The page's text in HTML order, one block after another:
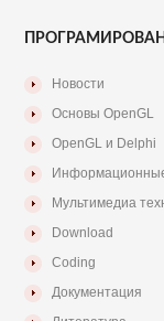
Новости
Основы OpenGL
OpenGL и Delphi
Мультимедиа
Download
Coding
Документация